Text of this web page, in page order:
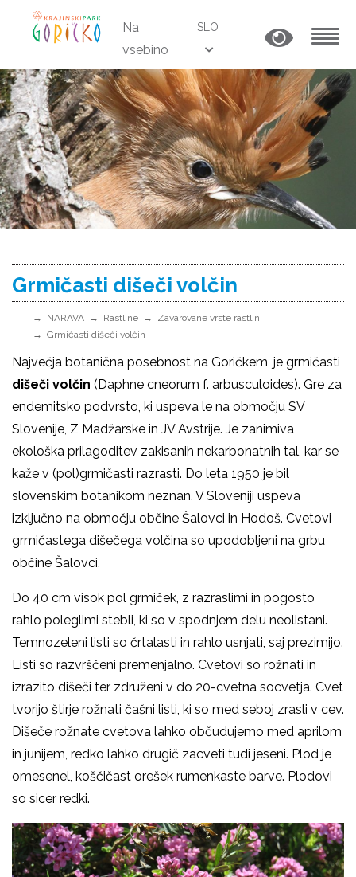
Na
vsebino
SLO
Grmičasti dišeči volčin
NARAVA Rastline
Zavarovane vrste rastlin
Grmičasti dišeči volčin
Največja botanična posebnost na Goričkem, je grmičasti
dišeči volčin (Daphne cneorum f. arbusculoides). Gre za
endemitsko podvrsto, ki uspeva le na območju SV
Slovenije, Z Madžarske in JV Avstrije. Je zanimiva
ekološka prilagoditev zakisanih nekarbonatnih tal, kar se
kaže v (pol)grmičasti razrasti. Do leta 1950 je bil
slovenskim botanikom neznan. V Sloveniji uspeva
izključno na območju občine Šalovci in Hodoš. Cvetovi
grmičastega dišečega volčina so upodobljeni na grbu
občine Šalovci.
Do 40 cm visok pol grmiček, z razraslimi in pogosto
rahlo poleglimi stebli, ki so v spodnjem delu neolistani.
Temnozeleni listi so črtalasti in rahlo usnjati, saj prezimijo.
Listi so razvrščeni premenjalno. Cvetovi so rožnati in
izrazito dišeči ter združeni v do 20-cvetna socvetja. Cvet
tvorijo štirje rožnati čašni listi, ki so med seboj zrasli v cev.
Dišeče rožnate cvetova lahko občudujemo med aprilom
in junijem, redko lahko drugič zacveti tudi jeseni. Plod je
omesenel, koščičast orešek rumenkaste barve. Plodovi
so sicer redki.